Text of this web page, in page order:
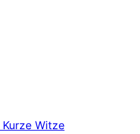
Kurze Witze